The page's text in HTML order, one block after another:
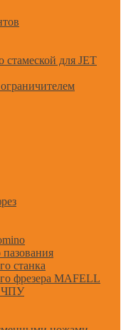
стамеской для JET
станка
фрезера MAFELL
ЧПУ